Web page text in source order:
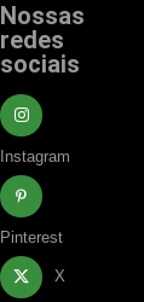
Nossas
redes
sociais
Instagram
Pinterest
X